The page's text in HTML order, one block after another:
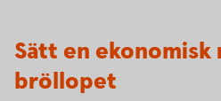
Sätt en ekonomisk
bröllopet